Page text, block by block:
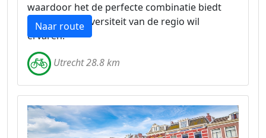
waardoor het de perfecte combinatie biedt
voor wie de diversiteit van de regio wil
ervaren.
Naar route
Utrecht 28.8 km